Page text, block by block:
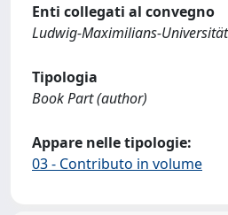
Enti collegati al convegno
Ludwig-Maximilians-Universität
Tipologia
Book Part (author)
Appare nelle tipologie:
03 - Contributo in volume